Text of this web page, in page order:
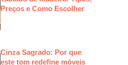
Preços e Como Escolher
Cinza Sagrado: Por que
este tom redefine móveis